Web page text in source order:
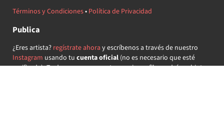
Términos y Condiciones• Política de Privacidad
Publica
¿Eres artista? regístrate ahora y escríbenos a través de nuestro
Instagram usando tu cuenta oficial(no es necesario que esté
verificada) ¡Te daremos acceso a tu propio perfil y podrás subir tus